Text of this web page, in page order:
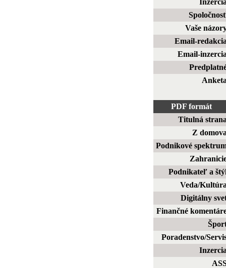
Vaše
Email-
Email-
PDF formát
Titulná
Z
Podnikové
Podnikateľ a
Veda/
Digitálny
Finančné
Poradenstvo/